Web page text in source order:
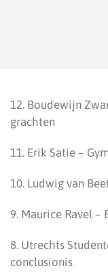
12. Boudewijn
grachten
11. Erik Satie –
10. Ludwig van
9. Maurice Ravel –
8. Utrechts
conclusionis